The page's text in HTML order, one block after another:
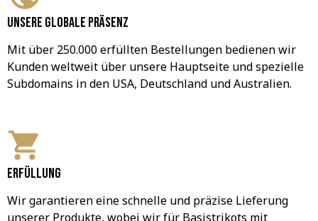
Unsere globale Präsenz
Mit über 250.000 erfüllten Bestellungen bedienen wir
Kunden weltweit über unsere Hauptseite und spezielle
Subdomains in den USA, Deutschland und Australien.
Erfüllung
Wir garantieren eine schnelle und präzise Lieferung
unserer Produkte, wobei wir für Basistrikots mit